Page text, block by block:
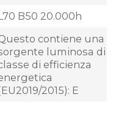
B50 20.000h
contiene una
luminosa di
di efficienza
2015): E